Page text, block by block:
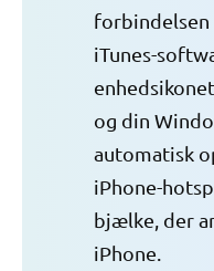
forbindelsen
iTunes-
og din
automatisk
iPhone-
bjælke, der
iPhone.